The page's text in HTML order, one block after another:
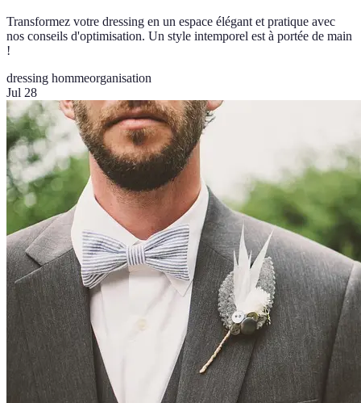
Transformez votre dressing en un espace élégant et pratique avec
nos conseils d'optimisation. Un style intemporel est à portée de main
!
dressing hommeorganisation
Jul 28